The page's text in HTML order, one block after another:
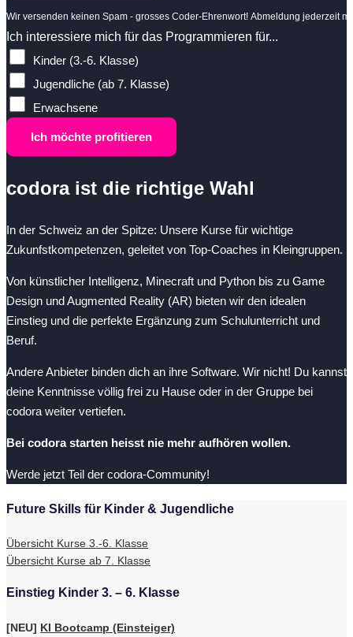
Wir versenden keinen Spam - grosses Coder-Ehrenwort! Abmeldung jederzeit
Ich interessiere mich für das Programmieren für...
Kinder (3.-6. Klasse)
Jugendliche (ab 7. Klasse)
Erwachsene
Ich möchte profitieren
codora ist die richtige Wahl
In der Schweiz an der Spitze: Unsere Kurse für wichtige
Zukunfstkompetenzen, geleitet von Top-Coaches in Kleingruppen.
Von künstlicher Intelligenz, Minecraft und Python bis zu Game
Design und Augmented Reality (AR) bieten wir den idealen
Einstieg und die perfekte Ergänzung zum Schulunterricht und
Beruf.
Andere Anbieter binden dich an ihre Software. Wir nicht! Du kannst
deine Kenntnisse völlig frei zu Hause oder in der Gruppe bei
codora weiter vertiefen.
Bei codora starten heisst nie mehr aufhören wollen.
Werde jetzt Teil der codora-Community!
Future Skills für Kinder & Jugendliche
Übersicht Kurse 3.-6. Klasse
Übersicht Kurse ab 7. Klasse
Einstieg Kinder 3. – 6. Klasse
[NEU] KI Bootcamp (Einsteiger)